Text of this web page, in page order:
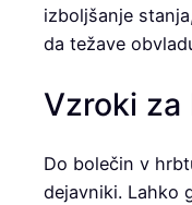
izboljšanje
da težave
Vzroki
Do bolečin v
dejavniki. Lahko